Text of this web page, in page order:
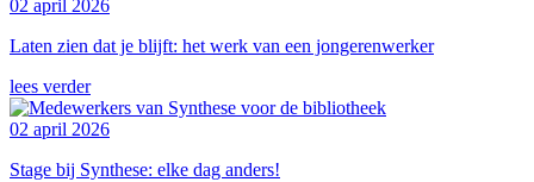
02 april 2026
Laten zien dat je blijft: het werk van een jongerenwerker
lees verder
02 april 2026
Stage bij Synthese: elke dag anders!